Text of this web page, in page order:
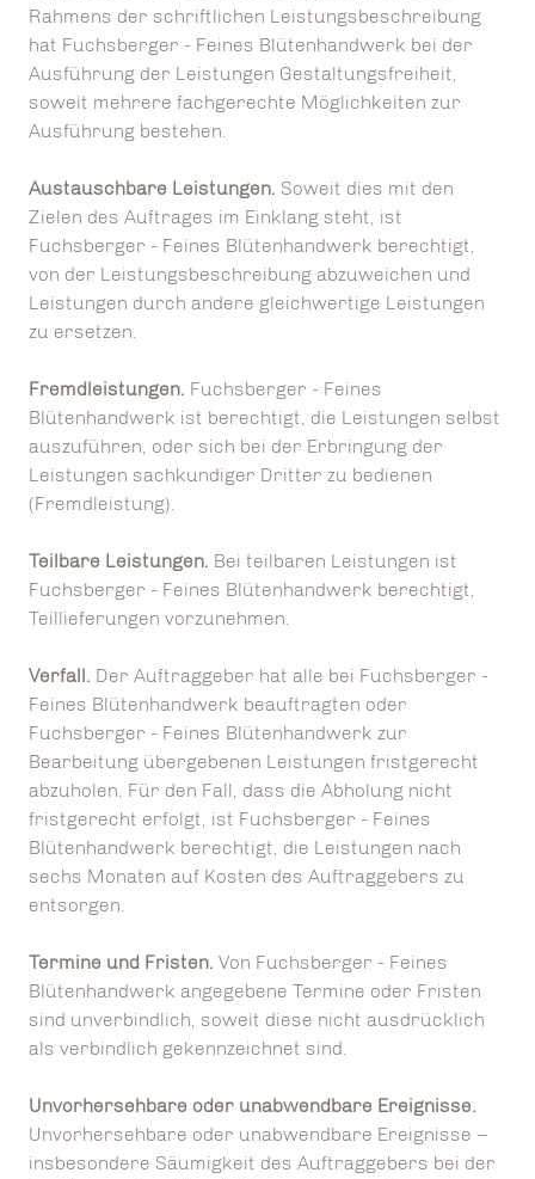
Rahmens der schriftlichen Leistungsbeschreibung
hat Fuchsberger - Feines Blütenhandwerk bei der
Ausführung der Leistungen Gestaltungsfreiheit,
soweit mehrere fachgerechte Möglichkeiten zur
Ausführung bestehen.
Austauschbare Leistungen. Soweit dies mit den
Zielen des Auftrages im Einklang steht, ist
Fuchsberger - Feines Blütenhandwerk berechtigt,
von der Leistungsbeschreibung abzuweichen und
Leistungen durch andere gleichwertige Leistungen
zu ersetzen.
Fremdleistungen. Fuchsberger - Feines
Blütenhandwerk ist berechtigt, die Leistungen selbst
auszuführen, oder sich bei der Erbringung der
Leistungen sachkundiger Dritter zu bedienen
(Fremdleistung).
Teilbare Leistungen. Bei teilbaren Leistungen ist
Fuchsberger - Feines Blütenhandwerk berechtigt,
Teillieferungen vorzunehmen.
Verfall. Der Auftraggeber hat alle bei Fuchsberger -
Feines Blütenhandwerk beauftragten oder
Fuchsberger - Feines Blütenhandwerk zur
Bearbeitung übergebenen Leistungen fristgerecht
abzuholen. Für den Fall, dass die Abholung nicht
fristgerecht erfolgt, ist Fuchsberger - Feines
Blütenhandwerk berechtigt, die Leistungen nach
sechs Monaten auf Kosten des Auftraggebers zu
entsorgen.
Termine und Fristen. Von Fuchsberger - Feines
Blütenhandwerk angegebene Termine oder Fristen
sind unverbindlich, soweit diese nicht ausdrücklich
als verbindlich gekennzeichnet sind.
Unvorhersehbare oder unabwendbare Ereignisse.
Unvorhersehbare oder unabwendbare Ereignisse –
insbesondere Säumigkeit des Auftraggebers bei der